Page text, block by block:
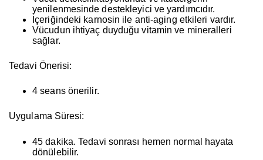
yenilenmesinde destekleyici ve yardımcıdır.
İçeriğindeki karnosin ile anti-aging etkileri vardır.
Vücudun ihtiyaç duyduğu vitamin ve mineralleri
sağlar.
Tedavi Önerisi:
4 seansönerilir.
Uygulama Süresi:
45 dakika. Tedavi sonrası hemen normal hayata
dönülebilir.